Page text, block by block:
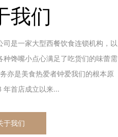
我们
是一家大型西餐饮食连锁机构，以
馋嘴小点心满足了吃货们的味蕾需
亦是美食热爱者钟爱我们的根本原
年首店成立以来...
于我们